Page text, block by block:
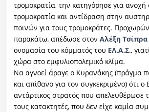
τρομοκρατία, την κατηγόρησε για ανοχή
τρομοκρατία και αντίδραση στην
ποινών για τους τρομοκράτες.
παρακάτω, απέδωσε στον Αλέξη Τσίπρα
ονομασία του κόμματός του ΕΛ.Α.Σ.,
χώρα στο εμφυλιοπολεμικό κλίμα.
Να αγνοεί άραγε ο Κυρανάκης (πράγμα
και απίθανο για τον συγκεκριμένο) ότι
αντάρτικος στρατός που απελευθέρωσε
τους κατακτητές, που δεν είχε καμία